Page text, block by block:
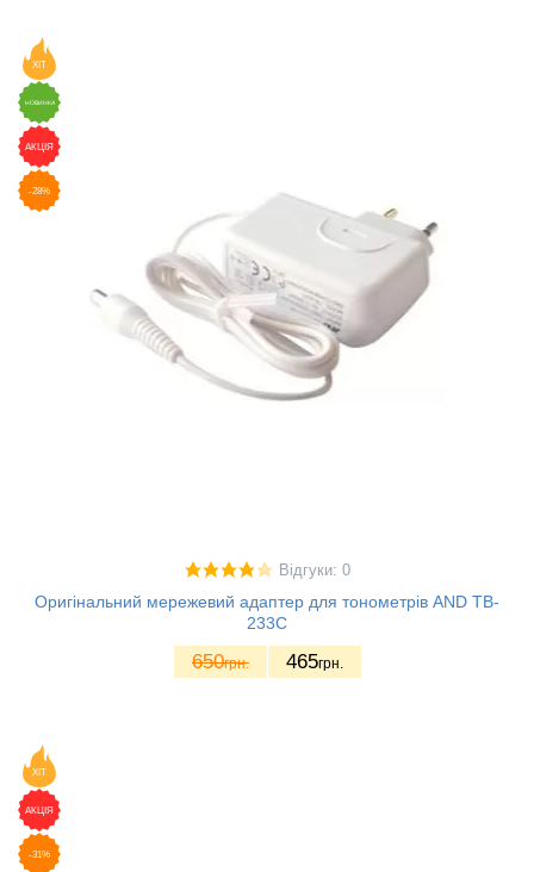
ХІТ
НОВИНКА
АКЦІЯ
-28%
Відгуки: 0
Оригінальний мережевий адаптер для тонометрів AND TB-
233C
650грн. 465грн.
ХІТ
АКЦІЯ
-31%